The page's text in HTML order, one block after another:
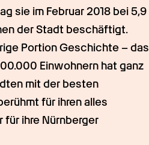
sie im Februar 2018 bei 5,9
der Stadt beschäftigt.
Portion Geschichte – das
Einwohnern hat ganz
mit der besten
für ihren alles
für ihre Nürnberger